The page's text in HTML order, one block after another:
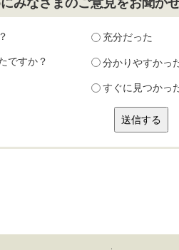
みなさまのご意見をお聞か
充分だった
ですか？ 分かりやすかっ
すぐに見つかっ